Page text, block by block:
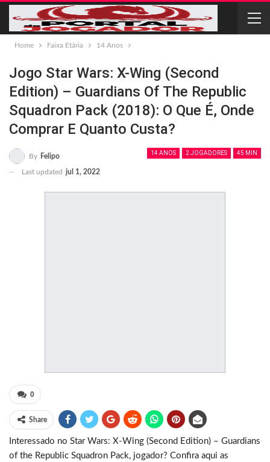
Home Faixa Etária 14 Anos
Jogo Star Wars: X-Wing (Second
Edition) – Guardians Of The Republic
Squadron Pack (2018): O Que É, Onde
Comprar E Quanto Custa?
14 ANOS 2 JOGADORES 45 MIN
By Felipo
Last updated jul 1, 2022
0
Share
Interessado no Star Wars: X-Wing (Second Edition) – Guardians
of the Republic Squadron Pack, jogador? Confira aqui as